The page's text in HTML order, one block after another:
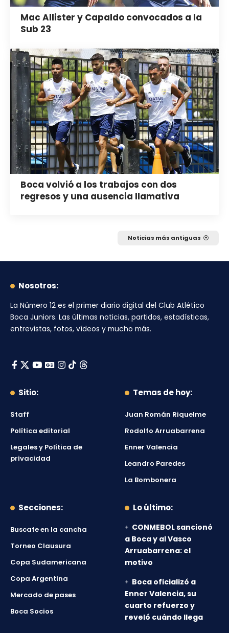
Mac Allister y Capaldo convocados a la
Sub 23
Boca volvió a los trabajos con dos
regresos y una ausencia llamativa
Noticias más antiguas
Nosotros:
La Número 12 es el primer diario digital del Club Atlético
Boca Juniors. Las últimas noticias, partidos, estadísticas,
entrevistas, fotos, vídeos y mucho más.
Sitio:
Staff
Política editorial
Legales y Política de
privacidad
Temas de hoy:
Juan Román Riquelme
Rodolfo Arruabarrena
Enner Valencia
Leandro Paredes
La Bombonera
Secciones:
Buscate en la cancha
Torneo Clausura
Copa Sudamericana
Copa Argentina
Mercado de pases
Boca Socios
Lo último:
CONMEBOL sancionó
a Boca y al Vasco
Arruabarrena: el
motivo
Boca oficializó a
Enner Valencia, su
cuarto refuerzo y
reveló cuándo llega